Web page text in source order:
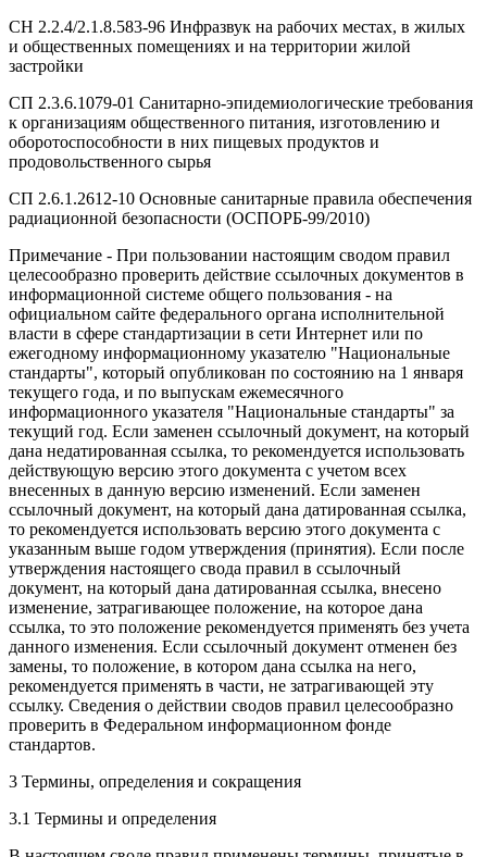
СН 2.2.4/2.1.8.583-96 Инфразвук на рабочих местах, в жилых
и общественных помещениях и на территории жилой
застройки
СП 2.3.6.1079-01 Санитарно-эпидемиологические требования
к организациям общественного питания, изготовлению и
оборотоспособности в них пищевых продуктов и
продовольственного сырья
СП 2.6.1.2612-10 Основные санитарные правила обеспечения
радиационной безопасности (ОСПОРБ-99/2010)
Примечание - При пользовании настоящим сводом правил
целесообразно проверить действие ссылочных документов в
информационной системе общего пользования - на
официальном сайте федерального органа исполнительной
власти в сфере стандартизации в сети Интернет или по
ежегодному информационному указателю "Национальные
стандарты", который опубликован по состоянию на 1 января
текущего года, и по выпускам ежемесячного
информационного указателя "Национальные стандарты" за
текущий год. Если заменен ссылочный документ, на который
дана недатированная ссылка, то рекомендуется использовать
действующую версию этого документа с учетом всех
внесенных в данную версию изменений. Если заменен
ссылочный документ, на который дана датированная ссылка,
то рекомендуется использовать версию этого документа с
указанным выше годом утверждения (принятия). Если после
утверждения настоящего свода правил в ссылочный
документ, на который дана датированная ссылка, внесено
изменение, затрагивающее положение, на которое дана
ссылка, то это положение рекомендуется применять без учета
данного изменения. Если ссылочный документ отменен без
замены, то положение, в котором дана ссылка на него,
рекомендуется применять в части, не затрагивающей эту
ссылку. Сведения о действии сводов правил целесообразно
проверить в Федеральном информационном фонде
стандартов.
3 Термины, определения и сокращения
3.1 Термины и определения